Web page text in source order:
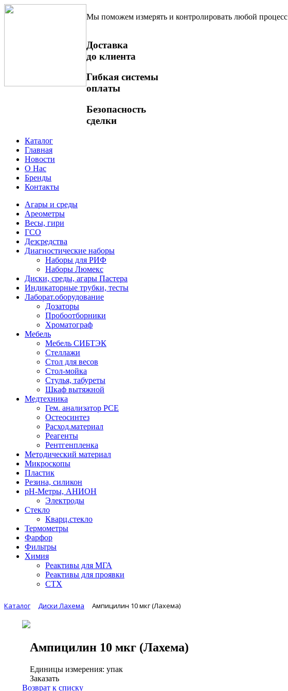
Мы поможем измерять и контролировать любой процесс
Доставка
до клиента
Гибкая системы
оплаты
Безопасность
сделки
Каталог
Главная
Новости
О Нас
Бренды
Контакты
Агары и среды
Ареометры
Весы, гири
ГСО
Дезсредства
Диагностические наборы
Наборы для РИФ
Наборы Люмекс
Диски, среды, агары Пастера
Индикаторные трубки, тесты
Лаборат.оборудование
Дозаторы
Пробоотборники
Хроматограф
Мебель
Мебель СИБТЭК
Стеллажи
Стол для весов
Стол-мойка
Стулья, табуреты
Шкаф вытяжной
Медтехника
Гем. анализатор РСЕ
Остеосинтез
Расход.материал
Реагенты
Рентгенпленка
Методический материал
Микроскопы
Пластик
Резина, силикон
рН-Метры, АНИОН
Электроды
Стекло
Кварц.стекло
Термометры
Фарфор
Фильтры
Химия
Реактивы для МГА
Реактивы для проявки
СТХ
Каталог Диски Лахема Ампицилин 10 мкг (Лахема)
Ампицилин 10 мкг (Лахема)
Единицы измерения: упак
Заказать
Возврат к списку